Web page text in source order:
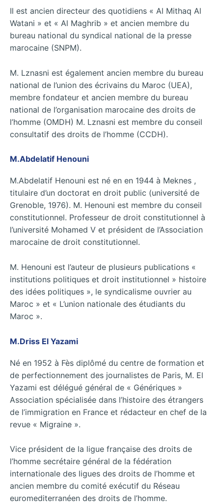
Il est ancien directeur des quotidiens « Al Mithaq Al
Watani » et « Al Maghrib » et ancien membre du
bureau national du syndical national de la presse
marocaine (SNPM).
M. Lznasni est également ancien membre du bureau
national de l’union des écrivains du Maroc (UEA),
membre fondateur et ancien membre du bureau
national de l’organisation marocaine des droits de
l’homme (OMDH) M. Lznasni est membre du conseil
consultatif des droits de l’homme (CCDH).
M.Abdelatif Henouni
M.Abdelatif Henouni est né en en 1944 à Meknes ,
titulaire d’un doctorat en droit public (université de
Grenoble, 1976). M. Henouni est membre du conseil
constitutionnel. Professeur de droit constitutionnel à
l’université Mohamed V et président de l’Association
marocaine de droit constitutionnel.
M. Henouni est l’auteur de plusieurs publications «
institutions politiques et droit institutionnel » histoire
des idées politiques », le syndicalisme ouvrier au
Maroc » et « L’union nationale des étudiants du
Maroc ».
M.Driss El Yazami
Né en 1952 à Fès diplômé du centre de formation et
de perfectionnement des journalistes de Paris, M. El
Yazami est délégué général de « Génériques »
Association spécialisée dans l’histoire des étrangers
de l’immigration en France et rédacteur en chef de la
revue « Migraine ».
Vice président de la ligue française des droits de
l’homme secrétaire général de la fédération
internationale des ligues des droits de l’homme et
ancien membre du comité exécutif du Réseau
euromediterranéen des droits de l’homme.